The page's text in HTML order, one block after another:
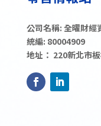
公司名稱: 全曜財經
統編: 80004909
地址： 220新北市